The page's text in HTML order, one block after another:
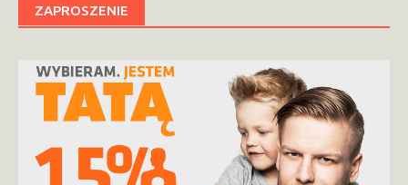
ZAPROSZENIE